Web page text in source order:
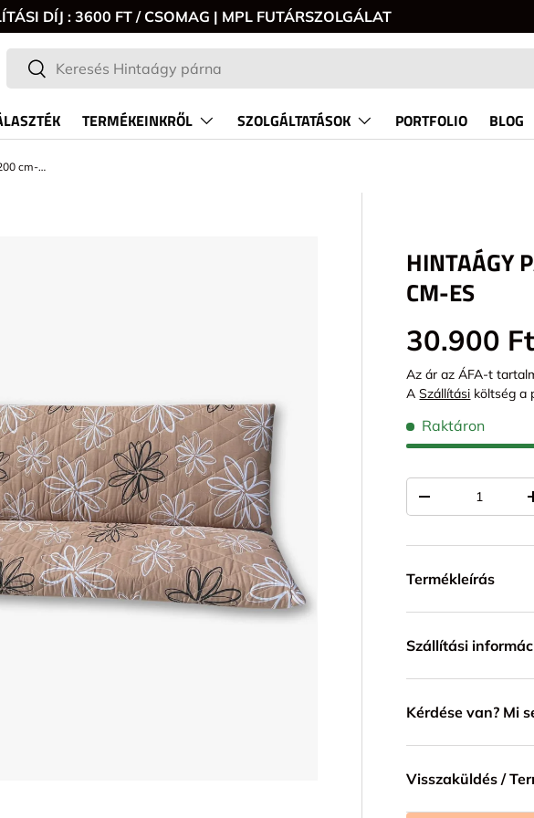
DÍJ : 3600 FT / CSOMAG | MPL FUTÁRSZOLGÁLAT
Keresés
Keresés
TERMÉKEINKRŐL SZOLGÁLTATÁSOK PORTFOLIO BLOG
Hintaágy párna /Virágos Minta 1/ 200 cm-es
HINTAÁGY
CM-ES
Alap ár
30.900 Ft
Az ár az ÁFA-t
ASzállítási költség a
Raktáron
TRANSLATION
Termékleírás
Szállítási
Kérdése van? Mi
Visszaküldés /